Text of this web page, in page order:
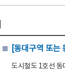
[동대구역 또는
도시철도 1호선